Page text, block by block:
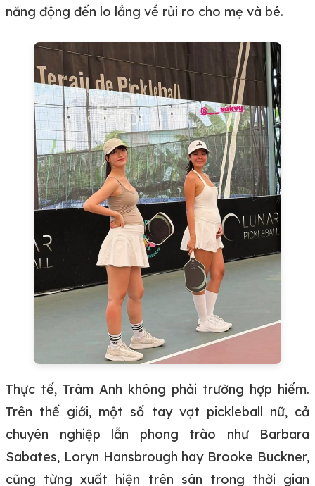
năng động đến lo lắng về rủi ro cho mẹ và bé.
Thực tế, Trâm Anh không phải trường hợp hiếm.
Trên thế giới, một số tay vợt pickleball nữ, cả
chuyên nghiệp lẫn phong trào như Barbara
Sabates, Loryn Hansbrough hay Brooke Buckner,
cũng từng xuất hiện trên sân trong thời gian